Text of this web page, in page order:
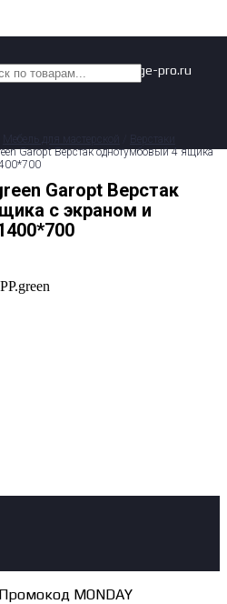
✉ info@garage-pro.ru
Garopt Верстак однотумбовый 4 ящика
Garopt Верстак
с экраном и
MONDAY